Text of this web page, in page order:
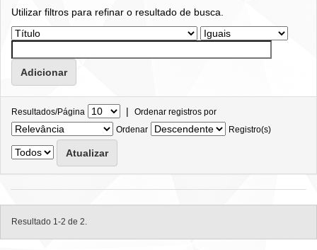
Utilizar filtros para refinar o resultado de busca.
Resultados/Página | Ordenar registros por
Ordenar
Registro(s)
Resultado 1-2 de 2.